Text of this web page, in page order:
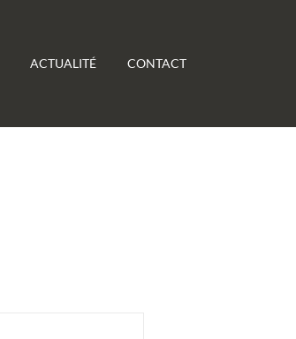
ACTUALITÉ CONTACT